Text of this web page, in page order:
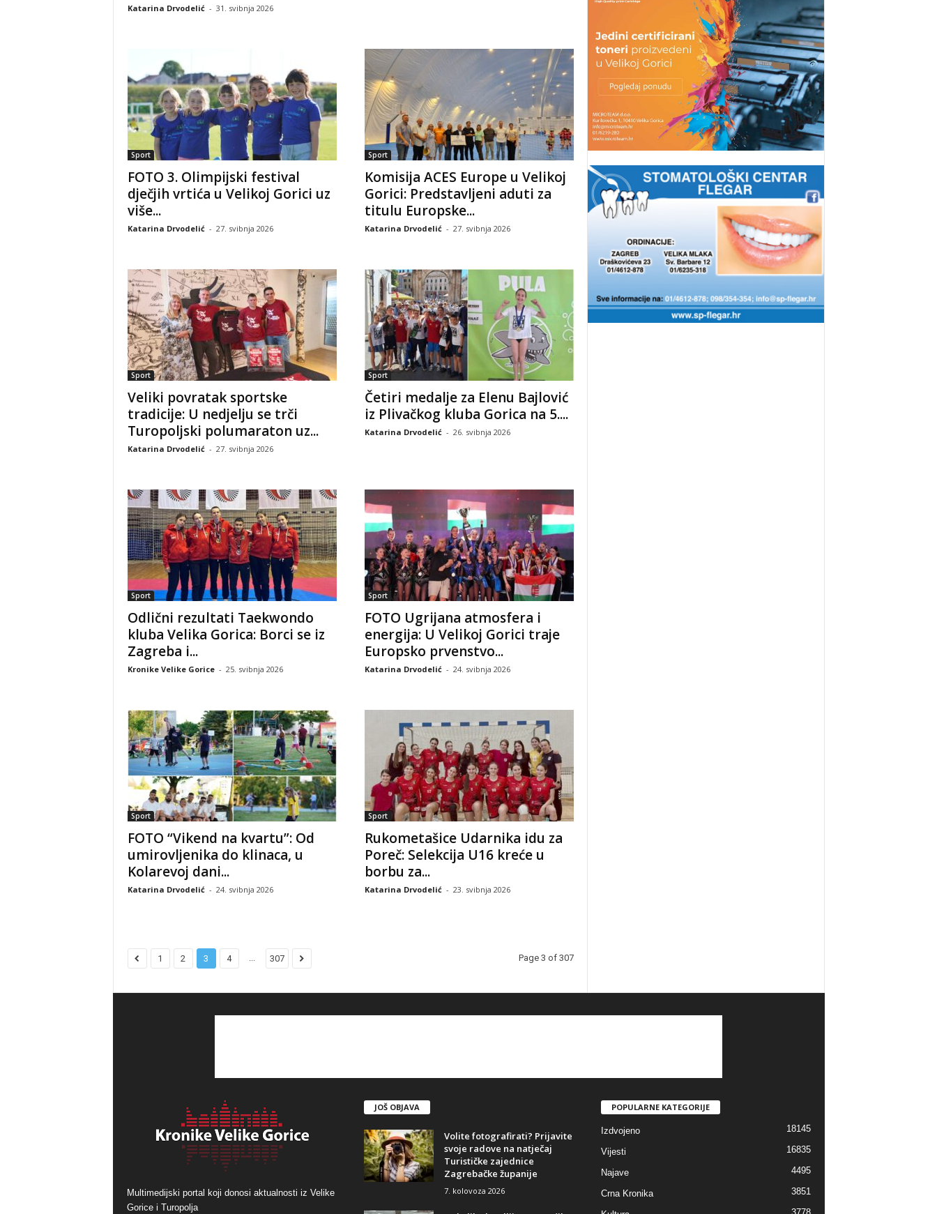
Katarina Drvodelić - 31. svibnja 2026
Sport
FOTO 3. Olimpijski festival
dječjih vrtića u Velikoj Gorici uz
više...
Katarina Drvodelić - 27. svibnja 2026
Sport
Komisija ACES Europe u Velikoj
Gorici: Predstavljeni aduti za
titulu Europske...
Katarina Drvodelić - 27. svibnja 2026
Sport
Veliki povratak sportske
tradicije: U nedjelju se trči
Turopoljski polumaraton uz...
Katarina Drvodelić - 27. svibnja 2026
Sport
Četiri medalje za Elenu Bajlović
iz Plivačkog kluba Gorica na 5....
Katarina Drvodelić - 26. svibnja 2026
Sport
Odlični rezultati Taekwondo
kluba Velika Gorica: Borci se iz
Zagreba i...
Kronike Velike Gorice - 25. svibnja 2026
Sport
FOTO Ugrijana atmosfera i
energija: U Velikoj Gorici traje
Europsko prvenstvo...
Katarina Drvodelić - 24. svibnja 2026
Sport
FOTO “Vikend na kvartu”: Od
umirovljenika do klinaca, u
Kolarevoj dani...
Katarina Drvodelić - 24. svibnja 2026
Sport
Rukometašice Udarnika idu za
Poreč: Selekcija U16 kreće u
borbu za...
Katarina Drvodelić - 23. svibnja 2026
1 2 3 4 ... 307 Page 3 of 307
Multimedijski portal koji donosi aktualnosti iz Velike
Gorice i Turopolja
JOŠ OBJAVA
Volite fotografirati? Prijavite
svoje radove na natječaj
Turističke zajednice
Zagrebačke županije
7. kolovoza 2026
POPULARNE KATEGORIJE
Izdvojeno 18145
Vijesti 16835
Najave 4495
Crna Kronika 3851